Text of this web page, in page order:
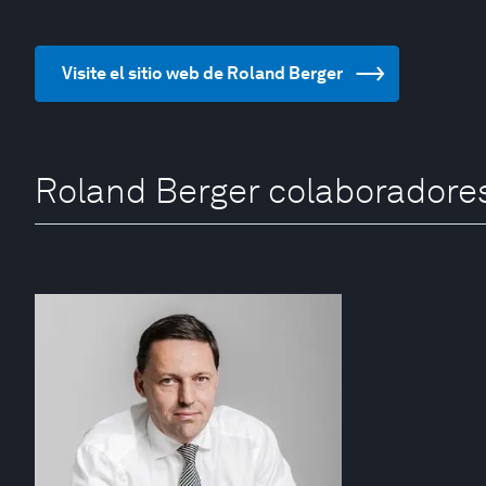
Visite el sitio web de Roland Berger
Roland Berger